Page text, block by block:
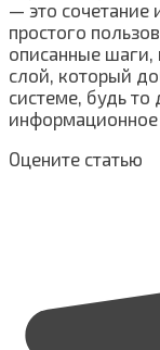
— это сочетание
простого
описанные
слой, который
системе, будь
информационное
Оцените статью